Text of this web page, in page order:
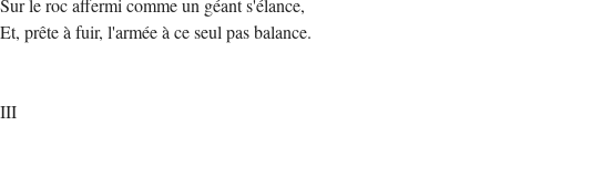
Sur le roc affermi comme un géant s'élance,
Et, prête à fuir, l'armée à ce seul pas balance.
III